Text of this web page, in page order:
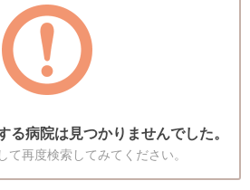
る病院は見つかりませんでした。
て再度検索してみてください。